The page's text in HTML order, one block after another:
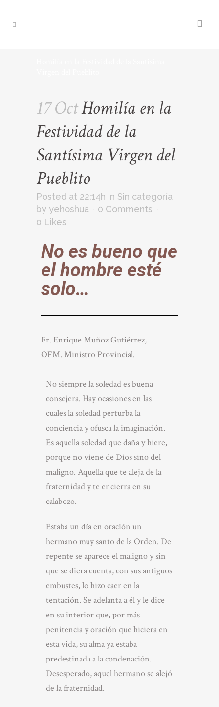
17 OctHomilía en la
Festividad de la
Santísima Virgen del
Pueblito
Posted at 22:14h in Sin categoría
by yehoshua
0 Comments
0 Likes
No es bueno que
el hombre esté
solo…
Fr. Enrique Muñoz Gutiérrez,
OFM. Ministro Provincial.
No siempre la soledad es buena
consejera. Hay ocasiones en las
cuales la soledad perturba la
conciencia y ofusca la imaginación.
Es aquella soledad que daña y hiere,
porque no viene de Dios sino del
maligno. Aquella que te aleja de la
fraternidad y te encierra en su
calabozo.
Estaba un día en oración un
hermano muy santo de la Orden. De
repente se aparece el maligno y sin
que se diera cuenta, con sus antiguos
embustes, lo hizo caer en la
tentación. Se adelanta a él y le dice
en su interior que, por más
penitencia y oración que hiciera en
esta vida, su alma ya estaba
predestinada a la condenación.
Desesperado, aquel hermano se alejó
de la fraternidad.